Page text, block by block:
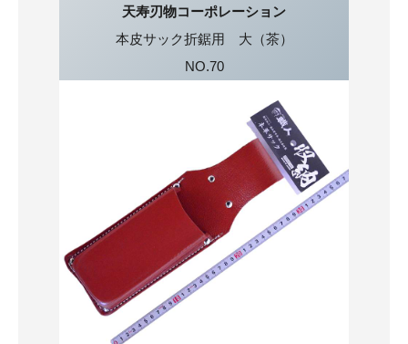
天寿刃物コーポレーション
本皮サック折鋸用 大（茶）
NO.70